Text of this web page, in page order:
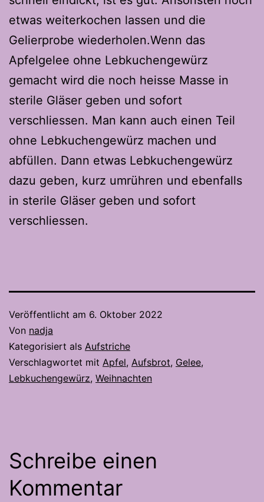
etwas weiterkochen lassen und die
Gelierprobe wiederholen.Wenn das
Apfelgelee ohne Lebkuchengewürz
gemacht wird die noch heisse Masse in
sterile Gläser geben und sofort
verschliessen. Man kann auch einen Teil
ohne Lebkuchengewürz machen und
abfüllen. Dann etwas Lebkuchengewürz
dazu geben, kurz umrühren und ebenfalls
in sterile Gläser geben und sofort
verschliessen.
Veröffentlicht am 6. Oktober 2022
Von nadja
Kategorisiert als Aufstriche
Verschlagwortet mit Apfel, Aufsbrot, Gelee,
Lebkuchengewürz, Weihnachten
Schreibe einen
Kommentar